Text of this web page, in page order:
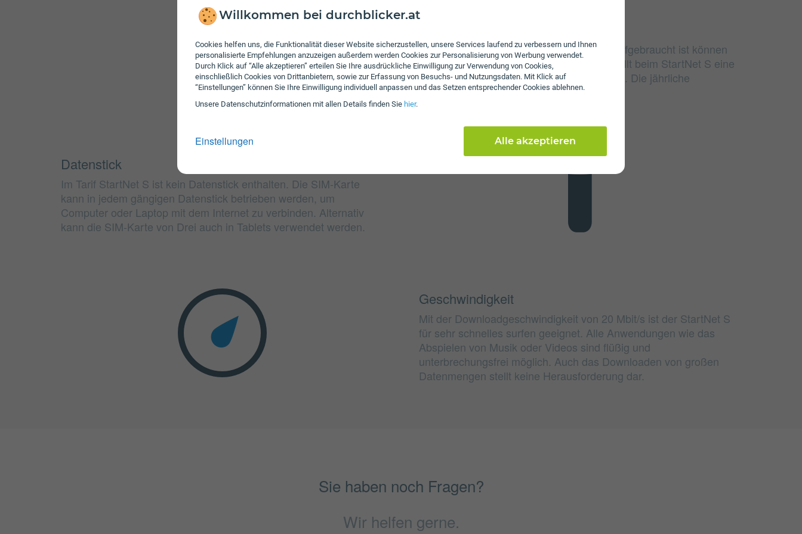
Willkommen bei durchblicker.at
Cookies helfen uns, die Funktionalität dieser Website sicherzustellen, unsere Services laufend zu verbessern und Ihnen
personalisierte Empfehlungen anzuzeigen außerdem werden Cookies zur Personalisierung von Werbung verwendet.
Durch Klick auf “Alle akzeptieren” erteilen Sie Ihre ausdrückliche Einwilligung zur Verwendung von Cookies,
einschließlich Cookies von Drittanbietern, sowie zur Erfassung von Besuchs- und Nutzungsdaten. Mit Klick auf
“Einstellungen” können Sie Ihre Einwilligung individuell anpassen und das Setzen entsprechender Cookies ablehnen.
Unsere Daten­schutz­informationen mit allen Details finden Sie hier.
Einstellungen Alle akzeptieren
Nachdem das inkludierte Datenvolumen aufgebraucht ist können
Sie mit 64 Kbit/s weitersurfen. Zusätzlich fällt beim StartNet S eine
Aktivierungsgebühr in Höhe von € 69,90 an. Die jährliche
Servicepauschale beträgt € 27.
Datenstick
Im Tarif StartNet S ist kein Datenstick enthalten. Die SIM-Karte
kann in jedem gängigen Datenstick betrieben werden, um
Computer oder Laptop mit dem Internet zu verbinden. Alternativ
kann die SIM-Karte von Drei auch in Tablets verwendet werden.
Geschwindigkeit
Mit der Downloadgeschwindigkeit von 20 Mbit/s ist der StartNet S
für sehr schnelles surfen geeignet. Alle Anwendungen wie das
Abspielen von Musik oder Videos sind flüßig und
unterbrechungsfrei möglich. Auch das Downloaden von großen
Datenmengen stellt keine Herausforderung dar.
Sie haben noch Fragen?
Wir helfen gerne.